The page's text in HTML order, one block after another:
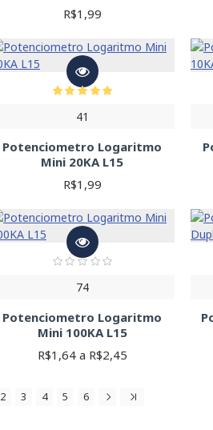
R$1,99
41
Potenciometro Logaritmo
Mini 20KA L15
R$1,99
74
Potenciometro Logaritmo
Mini 100KA L15
R$1,64 a R$2,45
2 3 4 5 6